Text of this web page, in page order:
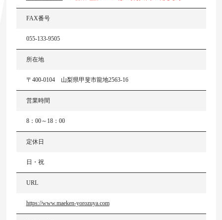
FAX番号
055-133-9505
所在地
〒400-0104 山梨県甲斐市龍地2563-16
営業時間
8：00～18：00
定休日
日・祝
URL
https://www.maeken-yorozuya.com​